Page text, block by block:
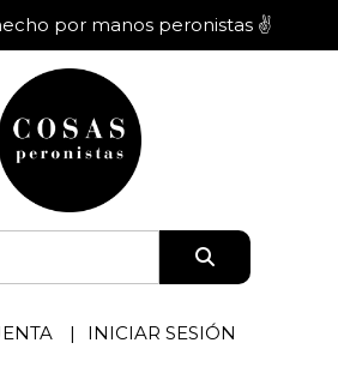
por manos peronistas ✌️
INICIAR SESIÓN